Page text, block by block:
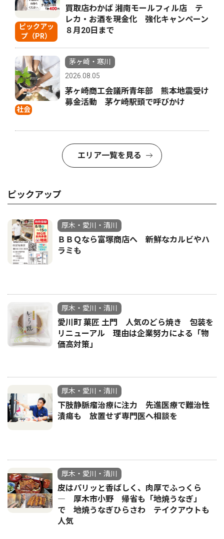
ピックアッ
プ（PR）
買取店わかば 湘南モールフィル店 テ
レカ・お酒を現金化 強化キャンペーン
８月20日まで
社会
茅ヶ崎・寒川
2026.08.05
茅ヶ崎商工会議所青年部 熊本地震受け
募金活動 茅ケ崎駅頭で呼びかけ
エリア一覧を見る
ピックアップ
厚木・愛川・清川
ＢＢＱなら富塚商店へ 新鮮なカルビやハ
ラミも
厚木・愛川・清川
愛川町 菓匠 土門 人気のどら焼き 包装を
リニューアル 理由は企業努力による「物
価高対策」
厚木・愛川・清川
下肢静脈瘤治療に注力 先進医療で難治性
潰瘍も 放置せず専門医へ相談を
厚木・愛川・清川
皮はパリッと香ばしく、肉厚でふっくら
― 厚木市小野 帰省も「地焼うなぎ」
で 地焼うなぎひらさわ テイクアウトも
人気